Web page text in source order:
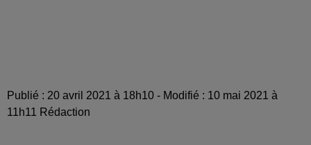
Publié : 20 avril 2021 à 18h10 - Modifié : 10 mai 2021 à
11h11 Rédaction